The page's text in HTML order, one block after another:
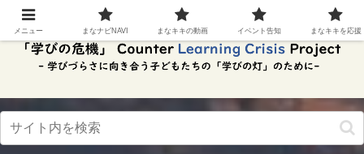
スク
リー
ンリ
ド。
この
ボタ
ンを
メニュー まなナビNAVI まなキキの動画 イベント告知 まなキキを応援